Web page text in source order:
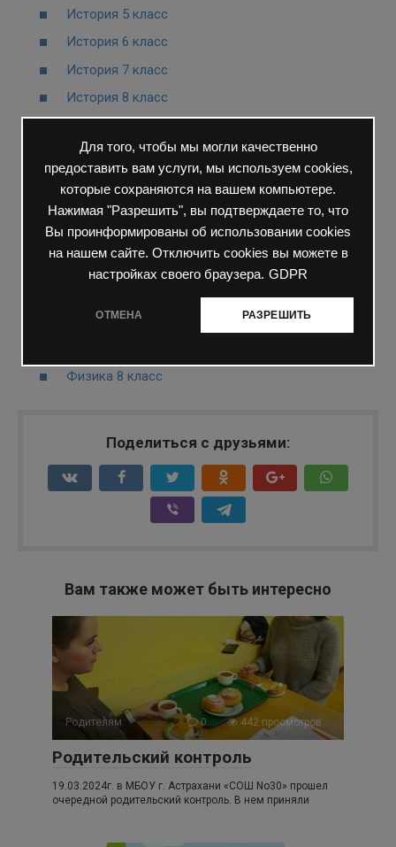
Для того, чтобы мы могли качественно
предоставить вам услуги, мы используем cookies,
которые сохраняются на вашем компьютере.
Нажимая "Разрешить", вы подтверждаете то, что
Вы проинформированы об использовании cookies
на нашем сайте. Отключить cookies вы можете в
настройках своего браузера. GDPR
ОТМЕНА РАЗРЕШИТЬ
История 5 класс
История 6 класс
История 7 класс
История 8 класс
География 7 класс
Обществознание 6 класс
Обществознание 7 класс
Химия 8 класс
Физика 8 класс
Поделиться с друзьями:
Вам также может быть интересно
Родителям 0 442 просмотров
Родительский контроль
19.03.2024г. в МБОУ г. Астрахани «СОШ No30» прошел
очередной родительский контроль. В нем приняли